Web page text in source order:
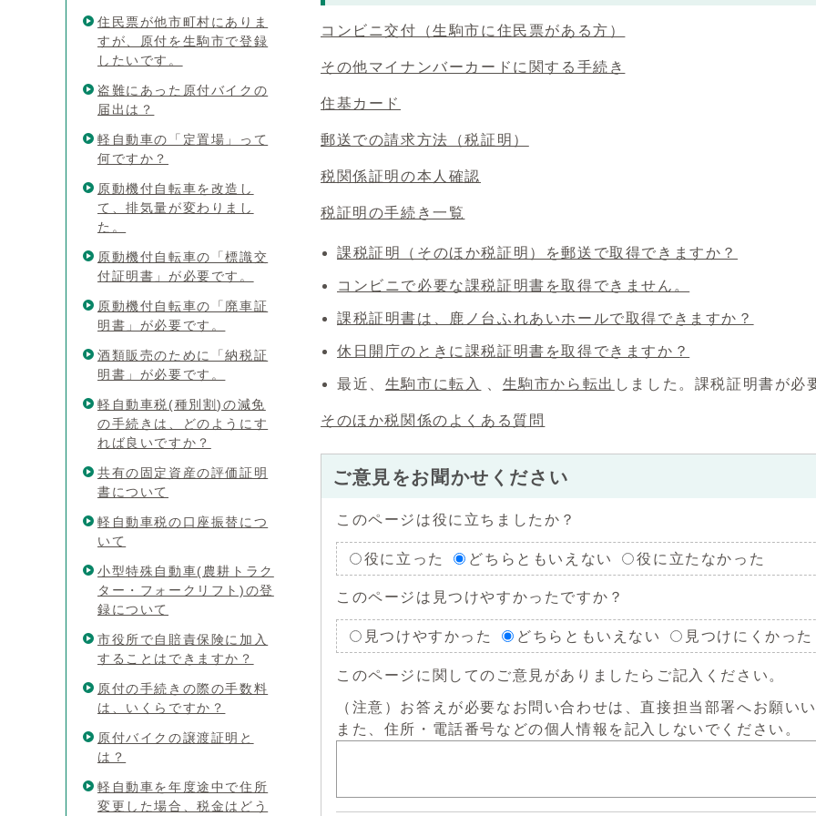
コンビニ交付（生駒市に住民票がある方）
その他マイナンバーカードに関する手続き
住基カード
郵送での請求方法（税証明）
税関係証明の本人確認
税証明の手続き一覧
課税証明（そのほか税証明）を郵送で取得できますか？
コンビニで必要な課税証明書を取得できません。
課税証明書は、鹿ノ台ふれあいホールで取得できますか？
休日開庁のときに課税証明書を取得できますか？
最近、 生駒市に転入 生駒市から転出 しました。課税証明書が必
そのほか税関係のよくある質問
ご意見をお聞かせください
このページは役に立ちましたか？
役に立った どちらともいえない 役に立たなかった
このページは見つけやすかったですか？
見つけやすかった どちらともいえない 見つけにくかった
このページに関してのご意見がありましたらご記入ください。
（注意）お答えが必要なお問い合わせは、直接担当部署へお願い
また、住所・電話番号などの個人情報を記入しないでください。
住民票が他市町村にありま
すが、原付を生駒市で登録
したいです。
盗難にあった原付バイクの
届出は？
軽自動車の「定置場」って
何ですか？
原動機付自転車を改造し
て、排気量が変わりまし
た。
原動機付自転車の「標識交
付証明書」が必要です。
原動機付自転車の「廃車証
明書」が必要です。
酒類販売のために「納税証
明書」が必要です。
軽自動車税(種別割)の減免
の手続きは、どのようにす
れば良いですか？
共有の固定資産の評価証明
書について
軽自動車税の口座振替につ
いて
小型特殊自動車(農耕トラク
ター・フォークリフト)の登
録について
市役所で自賠責保険に加入
することはできますか？
原付の手続きの際の手数料
は、いくらですか？
原付バイクの譲渡証明と
は？
軽自動車を年度途中で住所
変更した場合、税金はどう